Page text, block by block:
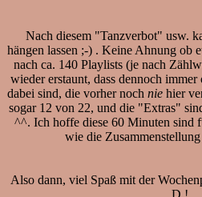
Nach diesem "Tanzverbot" usw.
hängen lassen ;-) . Keine Ahnung ob
nach ca. 140 Playlists (je nach
wieder erstaunt, dass dennoch
dabei sind, die vorher noch niehier
sogar 12 von 22, und die "Extras"
^^. Ich hoffe diese 60 Minuten sind
wie die
Also dann, viel Spaß mit der
D !